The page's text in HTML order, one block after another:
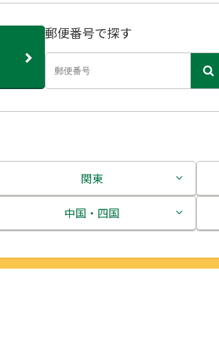
郵便番号で探す
関東
茨城県
中国・四国